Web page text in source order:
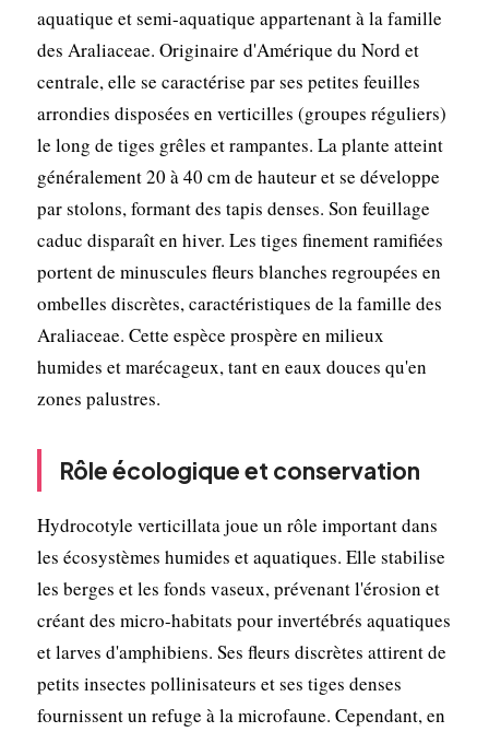
aquatique et semi-aquatique appartenant à la famille
des Araliaceae. Originaire d'Amérique du Nord et
centrale, elle se caractérise par ses petites feuilles
arrondies disposées en verticilles (groupes réguliers)
le long de tiges grêles et rampantes. La plante atteint
généralement 20 à 40 cm de hauteur et se développe
par stolons, formant des tapis denses. Son feuillage
caduc disparaît en hiver. Les tiges finement ramifiées
portent de minuscules fleurs blanches regroupées en
ombelles discrètes, caractéristiques de la famille des
Araliaceae. Cette espèce prospère en milieux
humides et marécageux, tant en eaux douces qu'en
zones palustres.
Rôle écologique et conservation
Hydrocotyle verticillata joue un rôle important dans
les écosystèmes humides et aquatiques. Elle stabilise
les berges et les fonds vaseux, prévenant l'érosion et
créant des micro-habitats pour invertébrés aquatiques
et larves d'amphibiens. Ses fleurs discrètes attirent de
petits insectes pollinisateurs et ses tiges denses
fournissent un refuge à la microfaune. Cependant, en